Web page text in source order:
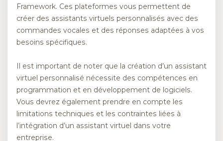
Framework. Ces plateformes vous permettent de
créer des assistants virtuels personnalisés avec des
commandes vocales et des réponses adaptées à vos
besoins spécifiques.
Il est important de noter que la création d’un assistant
virtuel personnalisé nécessite des compétences en
programmation et en développement de logiciels.
Vous devrez également prendre en compte les
limitations techniques et les contraintes liées à
l’intégration d’un assistant virtuel dans votre
entreprise.